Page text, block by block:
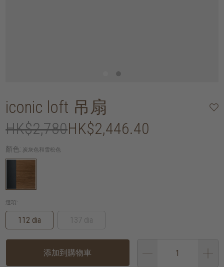
iconic loft 吊扇
HK$2,780HK$2,446.40
顏色: 炭灰色和雪松色
選項:
112 dia
添加到購物車